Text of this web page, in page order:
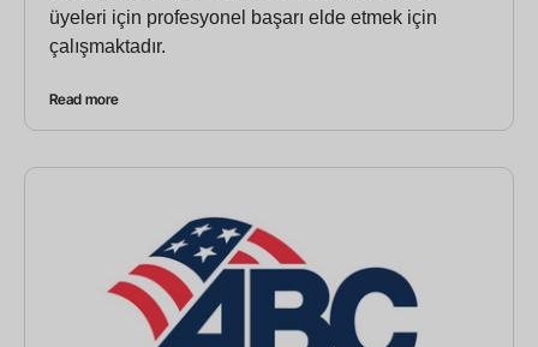
üyeleri için profesyonel başarı elde etmek için
çalışmaktadır.
Read more